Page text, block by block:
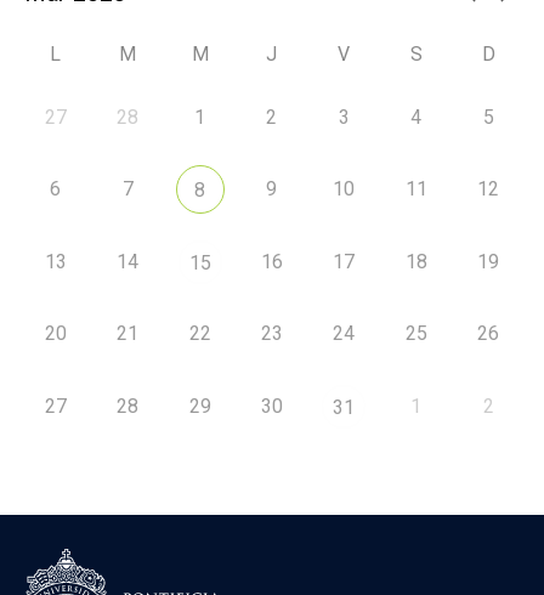
L M M J V S D
27 28 1 2 3 4 5
6 7 8 9 10 11 12
13 14 15 16 17 18 19
20 21 22 23 24 25 26
27 28 29 30 31 1 2